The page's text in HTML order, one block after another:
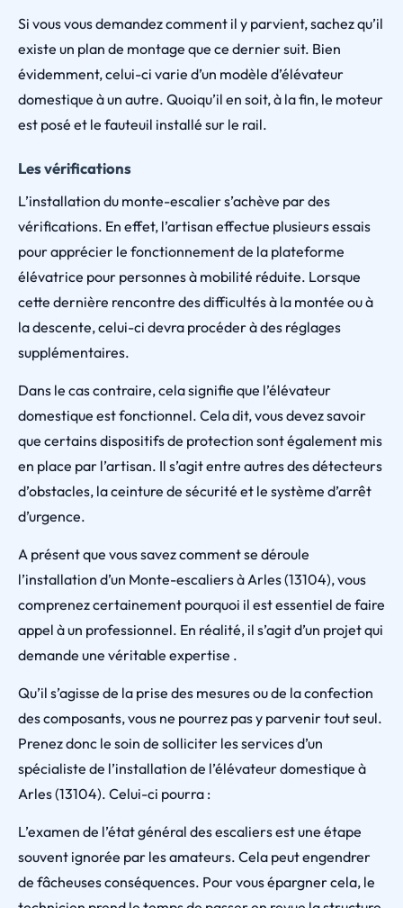
Si vous vous demandez comment il y parvient, sachez qu’il
existe un plan de montage que ce dernier suit. Bien
évidemment, celui-ci varie d’un modèle d’élévateur
domestique à un autre. Quoiqu’il en soit, à la fin, le moteur
est posé et le fauteuil installé sur le rail.
Les vérifications
L’installation du monte-escalier s’achève par des
vérifications. En effet, l’artisan effectue plusieurs essais
pour apprécier le fonctionnement de la plateforme
élévatrice pour personnes à mobilité réduite. Lorsque
cette dernière rencontre des difficultés à la montée ou à
la descente, celui-ci devra procéder à des réglages
supplémentaires.
Dans le cas contraire, cela signifie que l’élévateur
domestique est fonctionnel. Cela dit, vous devez savoir
que certains dispositifs de protection sont également mis
en place par l’artisan. Il s’agit entre autres des détecteurs
d’obstacles, la ceinture de sécurité et le système d’arrêt
d’urgence.
A présent que vous savez comment se déroule
l’installation d’un Monte-escaliers à Arles (13104), vous
comprenez certainement pourquoi il est essentiel de faire
appel à un professionnel. En réalité, il s’agit d’un projet qui
demande une véritable expertise .
Qu’il s’agisse de la prise des mesures ou de la confection
des composants, vous ne pourrez pas y parvenir tout seul.
Prenez donc le soin de solliciter les services d’un
spécialiste de l’installation de l’élévateur domestique à
Arles (13104). Celui-ci pourra :
L’examen de l’état général des escaliers est une étape
souvent ignorée par les amateurs. Cela peut engendrer
de fâcheuses conséquences. Pour vous épargner cela, le